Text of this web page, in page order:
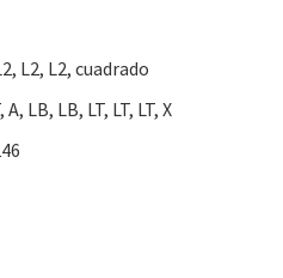
L2, L2, cuadrado
LB, LB, LT, LT, LT, X